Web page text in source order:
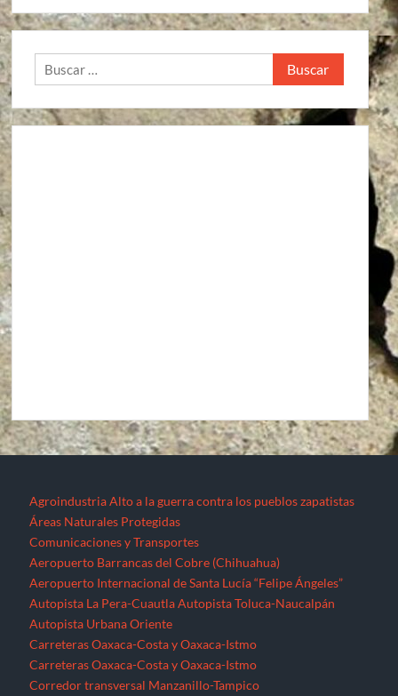
Buscar:
Agroindustria Alto a la guerra contra los pueblos zapatistas
Áreas Naturales Protegidas
Comunicaciones y Transportes
Aeropuerto Barrancas del Cobre (Chihuahua)
Aeropuerto Internacional de Santa Lucía “Felipe Ángeles”
Autopista La Pera-Cuautla Autopista Toluca-Naucalpán
Autopista Urbana Oriente
Carreteras Oaxaca-Costa y Oaxaca-Istmo
Carreteras Oaxaca-Costa y Oaxaca-Istmo
Corredor transversal Manzanillo-Tampico